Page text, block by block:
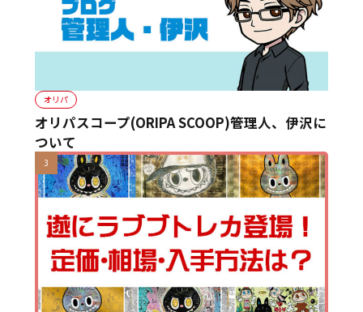
オリパ
オリパスコープ(ORIPA SCOOP)管理人、伊沢に
ついて